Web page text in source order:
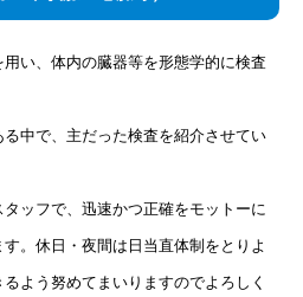
い、体内の臓器等を形態学的に検査
中で、主だった検査を紹介させてい
ッフで、迅速かつ正確をモットーに
。休日・夜間は日当直体制をとりよ
よう努めてまいりますのでよろしく